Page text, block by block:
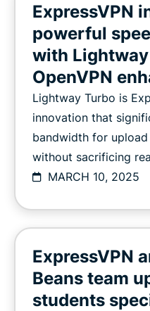
ExpressVPN
powerful
with
OpenVPN
Lightway Turbo is
innovation that
bandwidth for
without sacrificing
MARCH 10, 2025
ExpressVPN
Beans team
students